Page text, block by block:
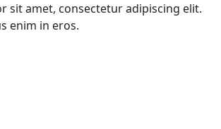
sit amet, consectetur adipiscing elit.
enim in eros.